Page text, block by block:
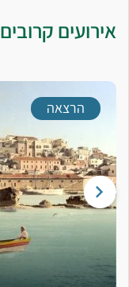
אירועים קרובים
הרצאה